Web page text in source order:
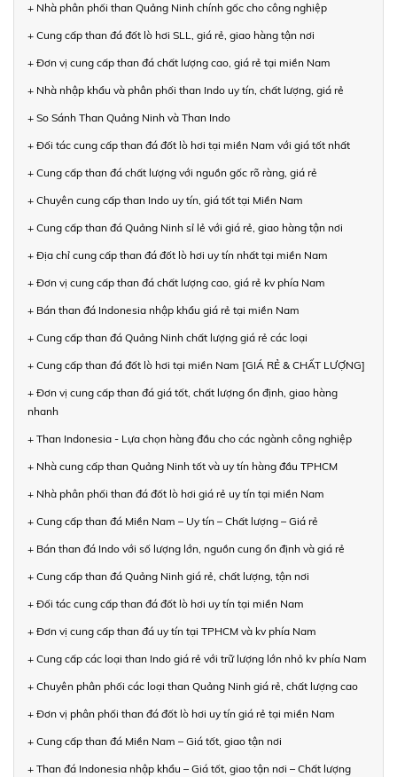
+ Nhà phân phối than Quảng Ninh chính gốc cho công nghiệp
+ Cung cấp than đá đốt lò hơi SLL, giá rẻ, giao hàng tận nơi
+ Đơn vị cung cấp than đá chất lượng cao, giá rẻ tại miền Nam
+ Nhà nhập khẩu và phân phối than Indo uy tín, chất lượng, giá rẻ
+ So Sánh Than Quảng Ninh và Than Indo
+ Đối tác cung cấp than đá đốt lò hơi tại miền Nam với giá tốt nhất
+ Cung cấp than đá chất lượng với nguồn gốc rõ ràng, giá rẻ
+ Chuyên cung cấp than Indo uy tín, giá tốt tại Miền Nam
+ Cung cấp than đá Quảng Ninh sỉ lẻ với giá rẻ, giao hàng tận nơi
+ Địa chỉ cung cấp than đá đốt lò hơi uy tín nhất tại miền Nam
+ Đơn vị cung cấp than đá chất lượng cao, giá rẻ kv phía Nam
+ Bán than đá Indonesia nhập khẩu giá rẻ tại miền Nam
+ Cung cấp than đá Quảng Ninh chất lượng giá rẻ các loại
+ Cung cấp than đá đốt lò hơi tại miền Nam [GIÁ RẺ & CHẤT LƯỢNG]
+ Đơn vị cung cấp than đá giá tốt, chất lượng ổn định, giao hàng
nhanh
+ Than Indonesia - Lựa chọn hàng đầu cho các ngành công nghiệp
+ Nhà cung cấp than Quảng Ninh tốt và uy tín hàng đầu TPHCM
+ Nhà phân phối than đá đốt lò hơi giá rẻ uy tín tại miền Nam
+ Cung cấp than đá Miền Nam – Uy tín – Chất lượng – Giá rẻ
+ Bán than đá Indo với số lượng lớn, nguồn cung ổn định và giá rẻ
+ Cung cấp than đá Quảng Ninh giá rẻ, chất lượng, tận nơi
+ Đối tác cung cấp than đá đốt lò hơi uy tín tại miền Nam
+ Đơn vị cung cấp than đá uy tín tại TPHCM và kv phía Nam
+ Cung cấp các loại than Indo giá rẻ với trữ lượng lớn nhỏ kv phía Nam
+ Chuyên phân phối các loại than Quảng Ninh giá rẻ, chất lượng cao
+ Đơn vị phân phối than đá đốt lò hơi uy tín giá rẻ tại miền Nam
+ Cung cấp than đá Miền Nam – Giá tốt, giao tận nơi
+ Than đá Indonesia nhập khẩu – Giá tốt, giao tận nơi – Chất lượng